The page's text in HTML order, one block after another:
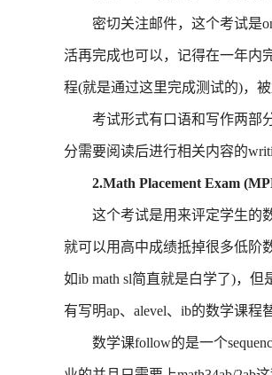
密切关注邮件，这个考试是
活再完成也可以，记得在一年内
程(就是通过这里完成测试的)，
考试形式有口语和写作两部分
分需要阅读后进行相关内容的
2.Math Placement Exam
这个考试是用来评定学生的数
就可以用高中成绩抵掉很多低阶
如ib math sl简直就是白学了)，但
有写明ap、alevel、ib的数学课程
数学课follow的是一个sequence